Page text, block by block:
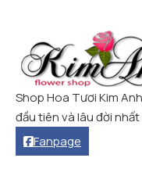
Shop Hoa Tươi Kim
đầu tiên và lâu đời nhất
Fanpage